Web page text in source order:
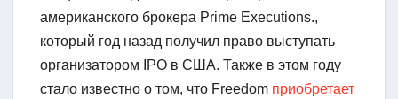
американского брокера Prime Executions.,
который год назад получил право выступать
организатором IPO в США. Также в этом году
стало известно о том, что Freedom приобретает